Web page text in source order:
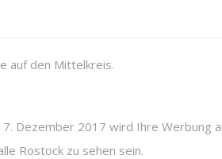
auf den Mittelkreis.
Dezember 2017 wird Ihre Werbung
Rostock zu sehen sein.